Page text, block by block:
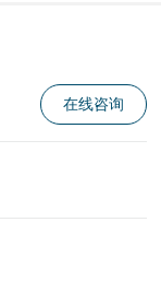
在线咨询